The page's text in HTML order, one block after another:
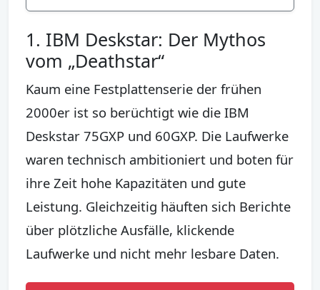
1. IBM Deskstar: Der Mythos
vom „Deathstar“
Kaum eine Festplattenserie der frühen
2000er ist so berüchtigt wie die IBM
Deskstar 75GXP und 60GXP. Die Laufwerke
waren technisch ambitioniert und boten für
ihre Zeit hohe Kapazitäten und gute
Leistung. Gleichzeitig häuften sich Berichte
über plötzliche Ausfälle, klickende
Laufwerke und nicht mehr lesbare Daten.